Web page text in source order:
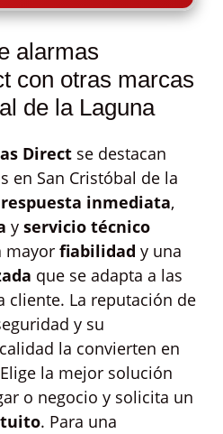
alarmas
con otras marcas
de la Laguna
Direct se destacan
en San Cristóbal de la
respuesta inmediata,
y servicio técnico
mayor fiabilidad y una
que se adapta a las
cliente. La reputación de
y su
la convierten en
la mejor solución
o negocio y solicita un
. Para una